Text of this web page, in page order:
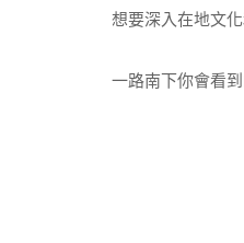
想要深入在地文化
一路南下你會看到